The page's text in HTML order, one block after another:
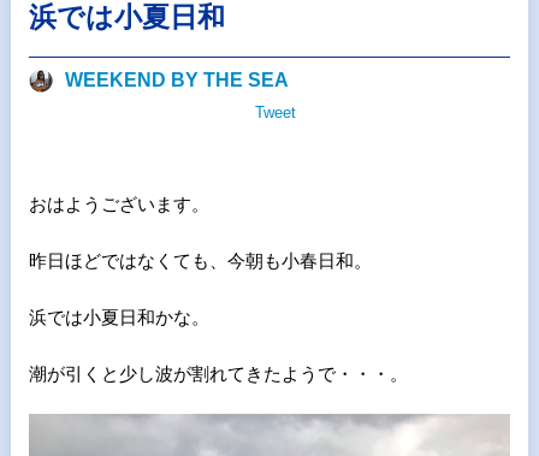
浜では小夏日和
WEEKEND BY THE SEA
Tweet
おはようございます。
昨日ほどではなくても、今朝も小春日和。
浜では小夏日和かな。
潮が引くと少し波が割れてきたようで・・・。